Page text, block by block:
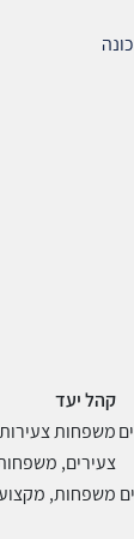
קהל יעד
משפחות
צעירים,
משפחות,